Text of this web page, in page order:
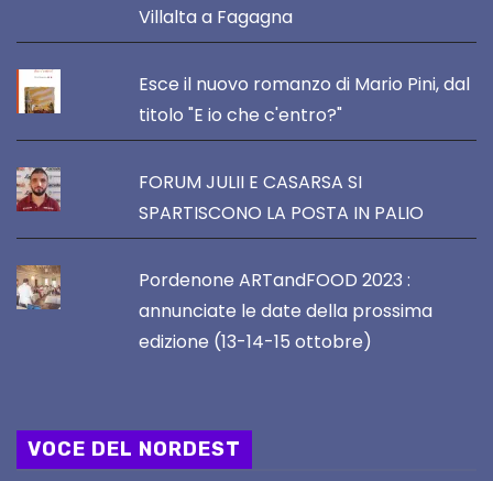
Villalta a Fagagna
Esce il nuovo romanzo di Mario Pini, dal
titolo "E io che c'entro?"
FORUM JULII E CASARSA SI
SPARTISCONO LA POSTA IN PALIO
Pordenone ARTandFOOD 2023 :
annunciate le date della prossima
edizione (13-14-15 ottobre)
VOCE DEL NORDEST